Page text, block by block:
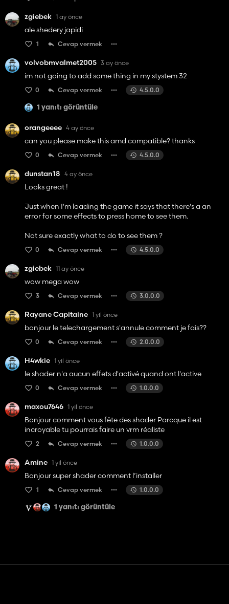
zgiebek 1 ay önce
ale shedery japidi
1 Cevap vermek
volvobmvalmet2005 3 ay önce
im not going to add some thing in my stystem 32
0 Cevap vermek 4.5.0.0
1 yanıtı görüntüle
orangeeee 4 ay önce
can you please make this amd compatible? thanks
0 Cevap vermek 4.5.0.0
dunstan18 4 ay önce
Looks great !
Just when I'm loading the game it says that there's a an
error for some effects to press home to see them.
Not sure exactly what to do to see them ?
0 Cevap vermek 4.5.0.0
zgiebek 11 ay önce
wow mega wow
3 Cevap vermek 3.0.0.0
Rayane Capitaine 1 yıl önce
bonjour le telechargement s'annule comment je fais??
0 Cevap vermek 2.0.0.0
H4wkie 1 yıl önce
le shader n'a aucun effets d'activé quand ont l'active
0 Cevap vermek 1.0.0.0
maxou7646 1 yıl önce
Bonjour comment vous fête des shader Parcque il est
incroyable tu pourrais faire un vrm réaliste
2 Cevap vermek 1.0.0.0
Amine 1 yıl önce
Bonjour super shader comment l’installer
1 Cevap vermek 1.0.0.0
1 yanıtı görüntüle